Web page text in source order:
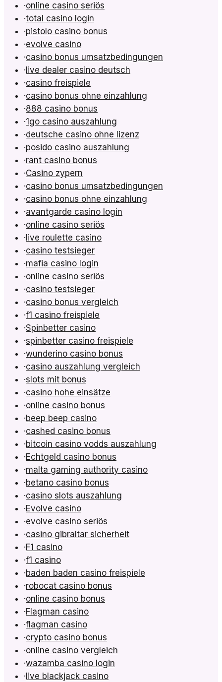
·online casino seriös
·total casino login
·pistolo casino bonus
·evolve casino
·casino bonus umsatzbedingungen
· live dealer casino deutsch
·casino freispiele
·casino bonus ohne einzahlung
·888 casino bonus
·1go casino auszahlung
·deutsche casino ohne lizenz
·posido casino auszahlung
·rant casino bonus
·Casino zypern
·casino bonus umsatzbedingungen
·casino bonus ohne einzahlung
·avantgarde casino login
·online casino seriös
· live roulette casino
·casino testsieger
·mafia casino login
·online casino seriös
·casino testsieger
·casino bonus vergleich
·f1 casino freispiele
·Spinbetter casino
·spinbetter casino freispiele
·wunderino casino bonus
·casino auszahlung vergleich
·slots mit bonus
·casino hohe einsätze
·online casino bonus
·beep beep casino
·cashed casino bonus
·bitcoin casino vodds auszahlung
·Echtgeld casino bonus
·malta gaming authority casino
·betano casino bonus
·casino slots auszahlung
·Evolve casino
·evolve casino seriös
·casino gibraltar sicherheit
·F1 casino
·f1 casino
·baden baden casino freispiele
·robocat casino bonus
·online casino bonus
·Flagman casino
·flagman casino
·crypto casino bonus
·online casino vergleich
·wazamba casino login
· live blackjack casino